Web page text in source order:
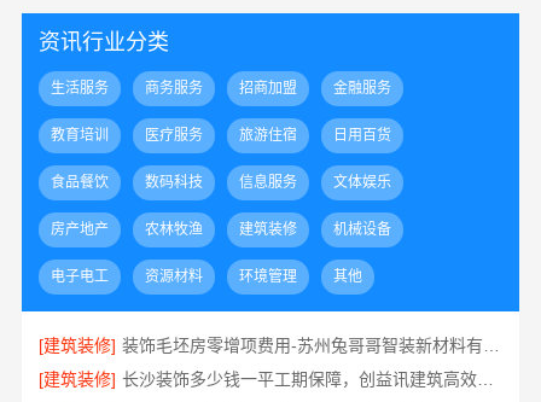
资讯行业分类
生活服务 商务服务 招商加盟 金融服务
教育培训 医疗服务 旅游住宿 日用百货
食品餐饮 数码科技 信息服务 文体娱乐
房产地产 农林牧渔 建筑装修 机械设备
电子电工 资源材料 环境管理 其他
[建筑装修]
[建筑装修]
长沙装饰多少钱一平工期保障，创益讯建筑高效施工